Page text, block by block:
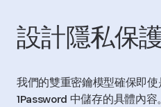
設計隱私保
我們的雙重密鑰模型確保即
1Password 中儲存的具體內